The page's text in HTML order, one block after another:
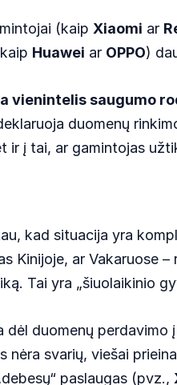
(kaip Xiaomi ar
Huawei ar OPPO)
vienintelis saugumo
duomenų
ir į tai, ar gamintojas
kad situacija yra
Kinijoje, ar
Tai yra „šiuolaikinio
dėl duomenų
svarių, viešai
paslaugas (pvz.,